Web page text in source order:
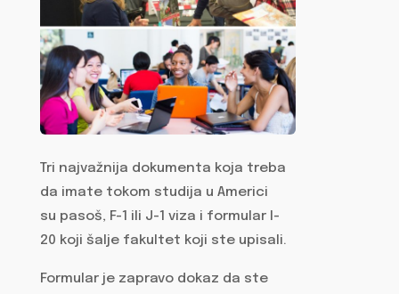
Tri najvažnija dokumenta koja treba
da imate tokom studija u Americi
su pasoš, F-1 ili J-1 viza i formular I-
20 koji šalje fakultet koji ste upisali.
Formular je zapravo dokaz da ste